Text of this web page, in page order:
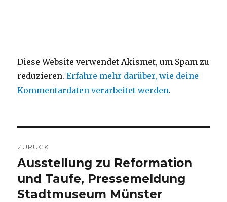
Diese Website verwendet Akismet, um Spam zu
reduzieren.Erfahre mehr darüber, wie deine
Kommentardaten verarbeitet werden.
ZURÜCK
Vorheriger
Beitrag:
Ausstellung zu Reformation
und Taufe, Pressemeldung
Stadtmuseum Münster